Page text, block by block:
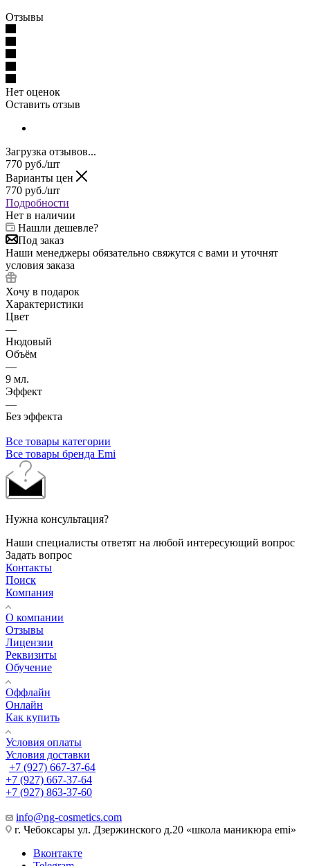
Отзывы
Нет оценок
Оставить отзыв
Загрузка отзывов...
770 руб./шт
Варианты цен
770 руб./шт
Подробности
Нет в наличии
Нашли дешевле?
Под заказ
Наши менеджеры обязательно свяжутся с вами и уточнят
условия заказа
Хочу в подарок
Характеристики
Цвет
—
Нюдовый
Объём
—
9 мл.
Эффект
—
Без эффекта
Все товары категории
Все товары бренда Emi
Нужна консультация?
Наши специалисты ответят на любой интересующий вопрос
Задать вопрос
Контакты
Поиск
Компания
О компании
Отзывы
Лицензии
Реквизиты
Обучение
Оффлайн
Онлайн
Как купить
Условия оплаты
Условия доставки
+7 (927) 667-37-64
+7 (927) 667-37-64
+7 (927) 863-37-60
info@ng-cosmetics.com
г. Чебоксары ул. Дзержинского д.20 «школа маникюра emi»
Вконтакте